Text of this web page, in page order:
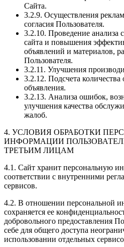
Сайта.
3.2.9. Осуществления
согласия Пользователя.
3.2.10. Проведение анализа
сайта и повышения
объявлений и материалов,
Пользователя.
3.2.11. Улучшения
3.2.12. Подсчета
объявления.
3.2.13. Анализа ошибок,
улучшения качества
жалоб.
4. УСЛОВИЯ ОБРАБОТКИ
ИНФОРМАЦИИ
ТРЕТЬИМ ЛИЦАМ
4.1. Сайт хранит персональную
соответствии с внутренними
сервисов.
4.2. В отношении персональной
сохраняется ее
добровольного предоставления
себе для общего доступа
использовании отдельных